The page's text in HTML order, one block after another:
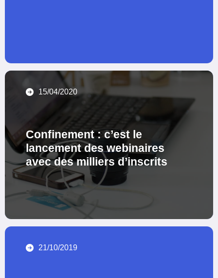
15/04/2020
Confinement : c’est le
lancement des webinaires
avec des milliers d’inscrits
21/10/2019